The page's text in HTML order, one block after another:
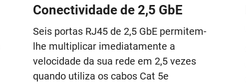
Conectividade de 2,5 GbE
Seis portas RJ45 de 2,5 GbE permitem-
lhe multiplicar imediatamente a
velocidade da sua rede em 2,5 vezes
quando utiliza os cabos Cat 5e